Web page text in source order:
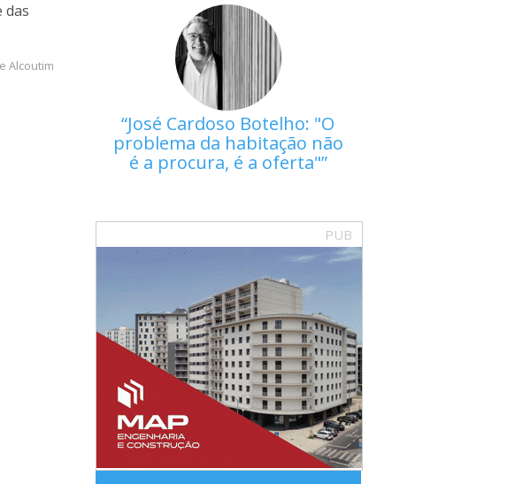
das
Alcoutim
José Cardoso Botelho: "O
problema da habitação não
é a procura, é a oferta"
PUB